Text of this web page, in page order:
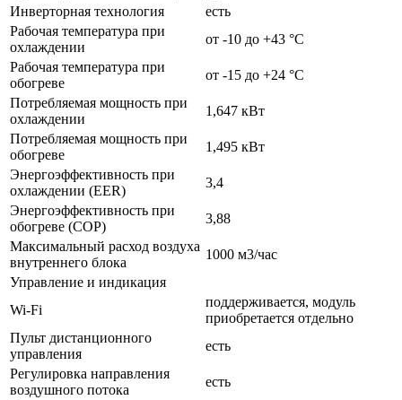
Инверторная технология
есть
Рабочая температура при
охлаждении
от -10 до +43 °C
Рабочая температура при
обогреве
от -15 до +24 °C
Потребляемая мощность при
охлаждении
1,647 кВт
Потребляемая мощность при
обогреве
1,495 кВт
Энергоэффективность при
охлаждении (EER)
3,4
Энергоэффективность при
обогреве (COP)
3,88
Максимальный расход воздуха
внутреннего блока
1000 м3/час
Управление и индикация
Wi-Fi
поддерживается, модуль
приобретается отдельно
Пульт дистанционного
управления
есть
Регулировка направления
воздушного потока
есть